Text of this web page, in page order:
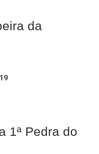
da
1ª Pedra do